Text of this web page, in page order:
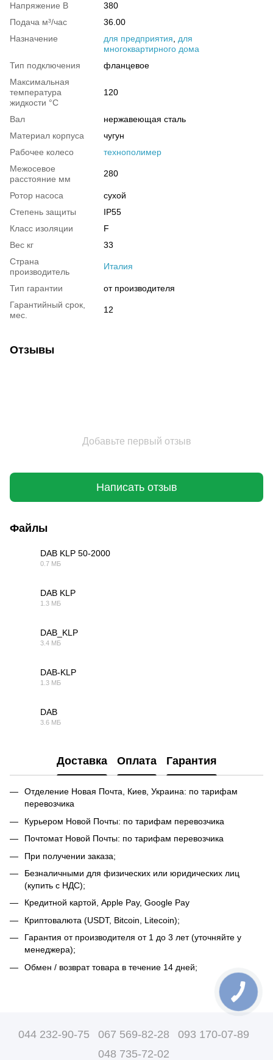
Напряжение В
380
Подача м³/час
36.00
Назначение
для предприятия, для
многоквартирного дома
Тип подключения
фланцевое
Максимальная
температура
жидкости °С
120
Вал
нержавеющая сталь
Материал корпуса
чугун
Рабочее колесо
технополимер
Межосевое
расстояние мм
280
Ротор насоса
сухой
Степень защиты
IP55
Класс изоляции
F
Вес кг
33
Страна
производитель
Италия
Тип гарантии
от производителя
Гарантийный срок,
мес.
12
Отзывы
Добавьте первый отзыв
Написать отзыв
Файлы
DAB KLP 50-2000
0.7 МБ
DAB KLP
1.3 МБ
DAB_KLP
3.4 МБ
DAB-KLP
1.3 МБ
DAB
3.6 МБ
Доставка Оплата Гарантия
Отделение Новая Почта, Киев, Украина: по тарифам
перевозчика
Курьером Новой Почты: по тарифам перевозчика
Почтомат Новой Почты: по тарифам перевозчика
При получении заказа;
Безналичными для физических или юридических лиц
(купить с НДС);
Кредитной картой, Apple Pay, Google Pay
Криптовалюта (USDT, Bitcoin, Litecoin);
Гарантия от производителя от 1 до 3 лет (уточняйте у
менеджера);
Обмен / возврат товара в течение 14 дней;
044 232-90-75 067 569-82-28
093 170-07-89
048 735-72-02